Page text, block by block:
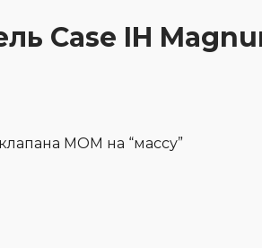
Case IH
МОМ на “массу”